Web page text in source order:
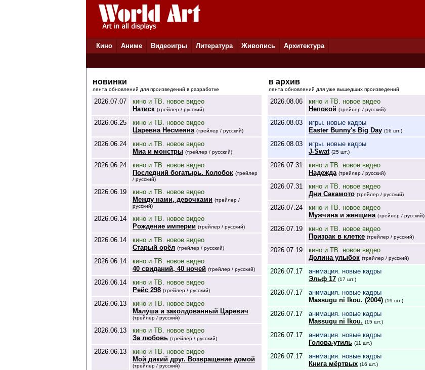
Кино Аниме Видеоигры Литература Живопись Архитектура
новинки
лента обновлений для произведений в разработке
2026.07.07
кино и ТВ. новое видео
Натиск (трейлер / русский)
2026.06.25
кино и ТВ. новое видео
Царевна Несмеяна (трейлер / русский)
2026.06.24
кино и ТВ. новое видео
Миа и монстры (трейлер / русский)
2026.06.24
кино и ТВ. новое видео
Последний богатырь. Колобок (трейлер
/ русский)
2026.06.19
кино и ТВ. новое видео
Между нами, девочками (трейлер /
русский)
2026.06.14
кино и ТВ. новое видео
Рождение империи (трейлер / русский)
2026.06.14
кино и ТВ. новое видео
Старый орёл (трейлер / русский)
2026.06.14
кино и ТВ. новое видео
40 свиданий, 40 ночей (трейлер / русский)
2026.06.14
кино и ТВ. новое видео
Рейс 298 (трейлер / русский)
2026.06.13
кино и ТВ. новое видео
Малуша и заколдованный Царевич
(трейлер / русский)
2026.06.13
кино и ТВ. новое видео
За любовь (трейлер / русский)
2026.06.13
кино и ТВ. новое видео
Мой дикий друг. Возвращение домой
(трейлер / русский)
в архив
лента обновлений для уже вышедших произведений
2026.08.06
кино и ТВ. новое видео
Непокой (трейлер / русский)
2026.08.03
игры. новые кадры
Easter Bunny's Big Day (16 шт.)
2026.08.03
игры. новые кадры
J-Swat (25 шт.)
2026.07.31
кино и ТВ. новое видео
Надежда (трейлер / русский)
2026.07.31
кино и ТВ. новое видео
Дни Сакамото (трейлер / русский)
2026.07.24
кино и ТВ. новое видео
Мужчина и женщина (трейлер / русский)
2026.07.19
кино и ТВ. новое видео
Призрак в клетке (трейлер / русский)
2026.07.19
кино и ТВ. новое видео
Долина улыбок (трейлер / русский)
2026.07.17
анимация. новые кадры
Эльф 17 (17 шт.)
2026.07.17
анимация. новые кадры
Massugu ni Ikou. (2004) (19 шт.)
2026.07.17
анимация. новые кадры
Massugu ni Ikou. (15 шт.)
2026.07.17
анимация. новые кадры
Голова-утиль (11 шт.)
2026.07.17
анимация. новые кадры
Книга мёртвых (16 шт.)